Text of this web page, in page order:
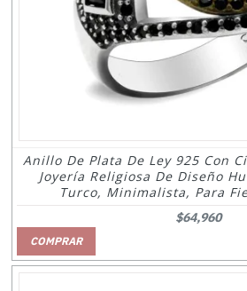
Anillo De Plata De Ley 925 Con
Joyería Religiosa De Diseño
Turco, Minimalista, Para
$64,960
COMPRAR